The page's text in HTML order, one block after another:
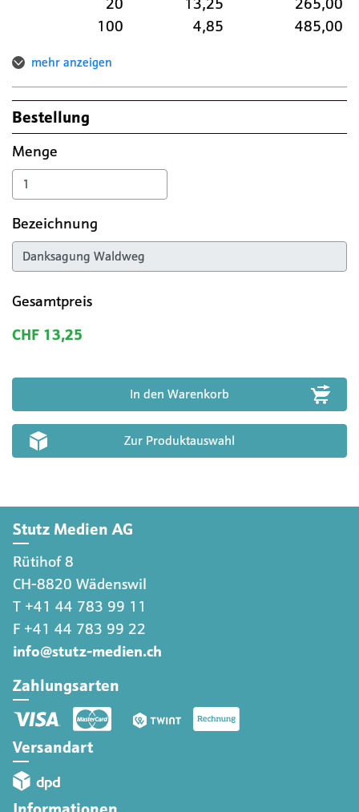
100
4,85 485,00
mehr anzeigen
Bestellung
Menge
Bezeichnung
Gesamtpreis
CHF 13,25
Zur Produktauswahl
Stutz Medien AG
Rütihof 8
CH-8820 Wädenswil
T +41 44 783 99 11
F +41 44 783 99 22
info@stutz-medien.ch
Zahlungsarten
Versandart